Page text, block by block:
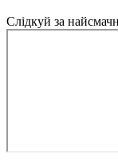
Слідкуй за